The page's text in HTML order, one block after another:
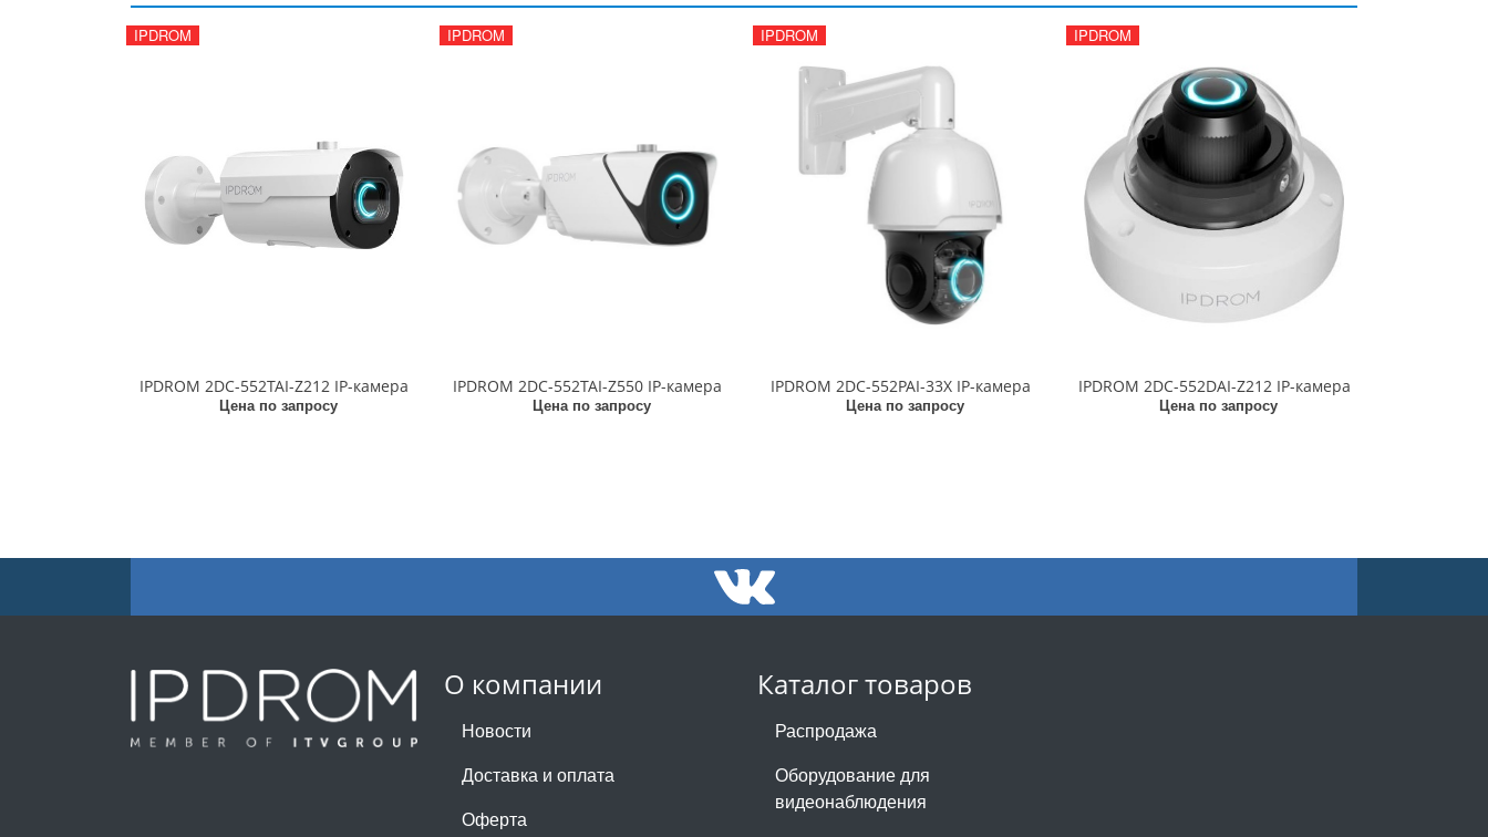
IPDROM
IPDROM 2DC-552TAI-Z212 IP-камера
Цена по запросу
IPDROM
IPDROM 2DC-552TAI-Z550 IP-камера
Цена по запросу
IPDROM
IPDROM 2DC-552PAI-33X IP-камера
Цена по запросу
IPDROM
IPDROM 2DC-552DAI-Z212 IP-камера
Цена по запросу
О компании
Новости
Доставка и оплата
Оферта
Каталог товаров
Распродажа
Оборудование для
видеонаблюдения